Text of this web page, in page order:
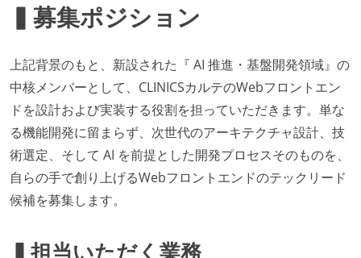
▍募集ポジション
上記背景のもと、新設された『 AI 推進・基盤開発領域』の
中核メンバーとして、CLINICSカルテのWebフロントエン
ドを設計および実装する役割を担っていただきます。単な
る機能開発に留まらず、次世代のアーキテクチャ設計、技
術選定、そして AI を前提とした開発プロセスそのものを、
自らの手で創り上げるWebフロントエンドのテックリード
候補を募集します。
▍担当いただく業務